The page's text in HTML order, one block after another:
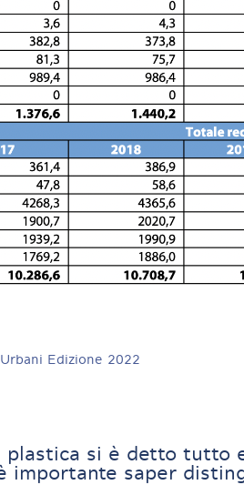
Edizione 2022
plastica si è detto tutto
importante saper